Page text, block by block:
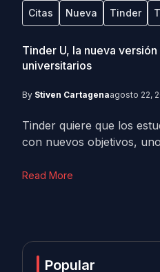
Citas Nueva Tinder
Tinder U, la nueva
universitarios
By Stiven Cartagenaagosto 22,
Tinder quiere que los
con nuevos objetivos,
Read More
Popular